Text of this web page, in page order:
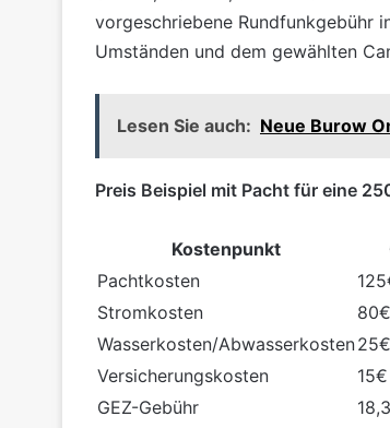
vorgeschriebene Rundfunkgebühr
Umständen und dem gewählten
Lesen Sie auch: Neue Burow
Preis Beispiel mit Pacht für eine
Kostenpunkt
Pachtkosten
Stromkosten
80€
Wasserkosten/Abwasserkosten25€
Versicherungskosten
15€
GEZ-Gebühr